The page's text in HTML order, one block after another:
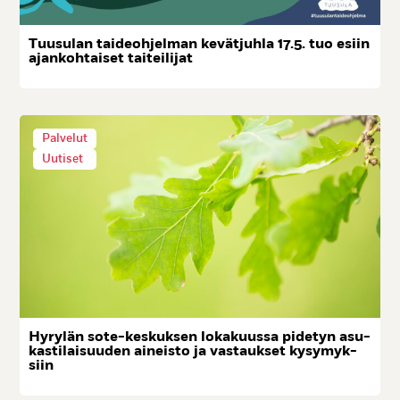
Tuu­su­lan tai­deoh­jel­man ke­vät­juh­la 17.5. tuo esiin
ajan­koh­tai­set tai­tei­li­jat
Palvelut
Uutiset
Hy­ry­län so­te-kes­kuk­sen lo­ka­kuus­sa pi­de­tyn asu­
kas­ti­lai­suu­den ai­neis­to ja vas­tauk­set ky­sy­myk­
siin